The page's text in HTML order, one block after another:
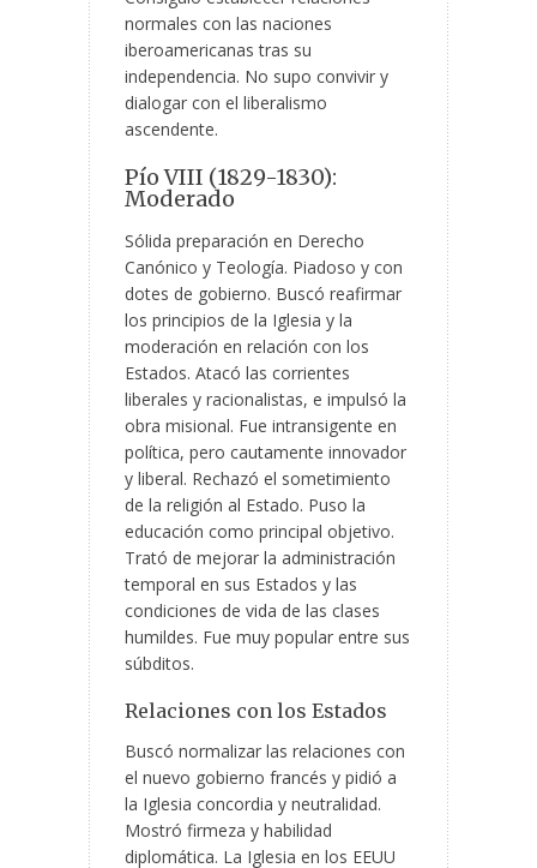
normales con las naciones
iberoamericanas tras su
independencia. No supo convivir y
dialogar con el liberalismo
ascendente.
Pío VIII (1829-1830):
Moderado
Sólida preparación en Derecho
Canónico y Teología. Piadoso y con
dotes de gobierno. Buscó reafirmar
los principios de la Iglesia y la
moderación en relación con los
Estados. Atacó las corrientes
liberales y racionalistas, e impulsó la
obra misional. Fue intransigente en
política, pero cautamente innovador
y liberal. Rechazó el sometimiento
de la religión al Estado. Puso la
educación como principal objetivo.
Trató de mejorar la administración
temporal en sus Estados y las
condiciones de vida de las clases
humildes. Fue muy popular entre sus
súbditos.
Relaciones con los Estados
Buscó normalizar las relaciones con
el nuevo gobierno francés y pidió a
la Iglesia concordia y neutralidad.
Mostró firmeza y habilidad
diplomática. La Iglesia en los EEUU